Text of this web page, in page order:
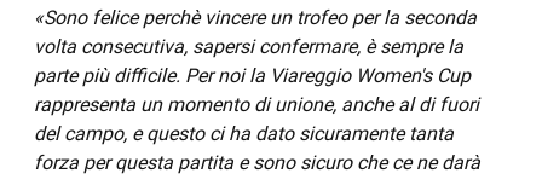
«Sono felice perchè vincere un trofeo per la seconda
volta consecutiva, sapersi confermare, è sempre la
parte più difficile. Per noi la Viareggio Women's Cup
rappresenta un momento di unione, anche al di fuori
del campo, e questo ci ha dato sicuramente tanta
forza per questa partita e sono sicuro che ce ne darà